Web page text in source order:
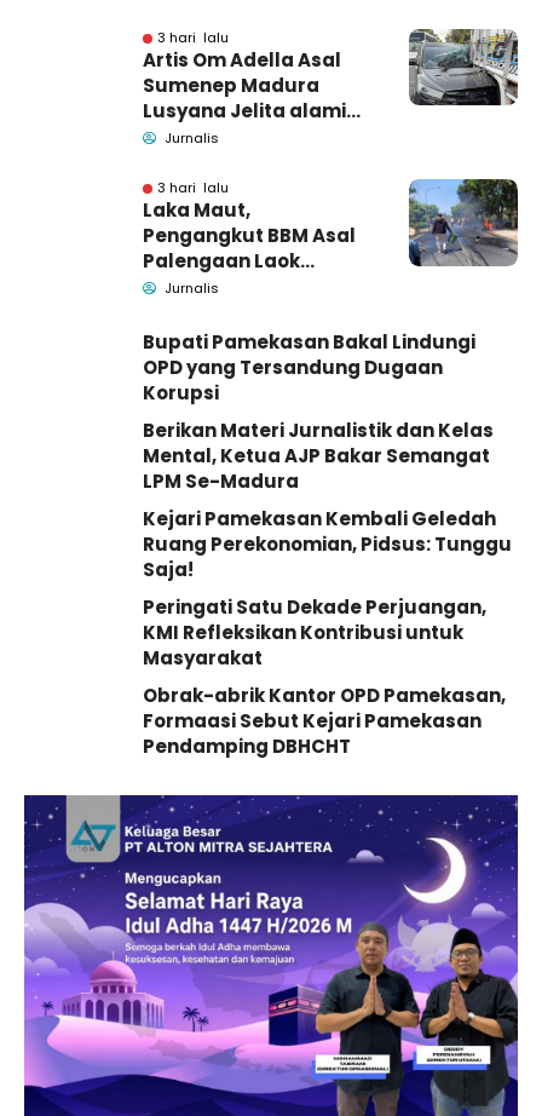
Barang Bukti
3 hari lalu
Artis Om Adella Asal
Sumenep Madura
Lusyana Jelita alami
kecelakaan di Wonogiri
Jurnalis
3 hari lalu
Laka Maut,
Pengangkut BBM Asal
Palengaan Laok
Pamekasan Meninggal
Jurnalis
Bupati Pamekasan Bakal Lindungi
OPD yang Tersandung Dugaan
Korupsi
Berikan Materi Jurnalistik dan Kelas
Mental, Ketua AJP Bakar Semangat
LPM Se-Madura
Kejari Pamekasan Kembali Geledah
Ruang Perekonomian, Pidsus: Tunggu
Saja!
Peringati Satu Dekade Perjuangan,
KMI Refleksikan Kontribusi untuk
Masyarakat
Obrak-abrik Kantor OPD Pamekasan,
Formaasi Sebut Kejari Pamekasan
Pendamping DBHCHT